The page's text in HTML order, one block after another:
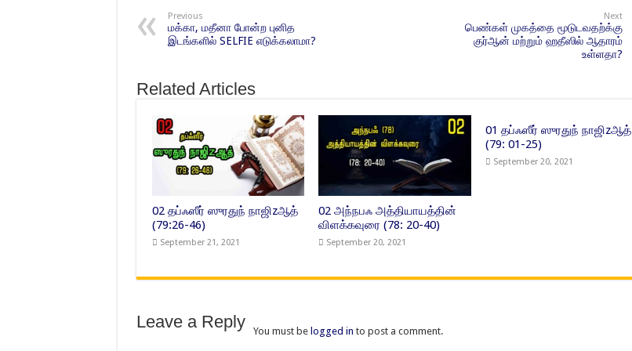
Previous
மக்கா, மதீனா போன்ற புனித
இடங்களில் SELFIE எடுக்கலாமா?
Next
பெண்கள் முகத்தை மூடுடவதற்க்கு
குர்ஆன் மற்றும் ஹதீஸில் ஆதாரம்
உள்ளதா?
Related Articles
02 தப்ஃஸீர் ஸுரதுந் நாஜிzஆத்
(79:26-46)
September 21, 2021
02 அந்நபஃ அத்தியாயத்தின்
விளக்கவுரை (78: 20-40)
September 20, 2021
01 தப்ஃஸீர் ஸுரதுந் நாஜிzஆத்
(79: 01-25)
September 20, 2021
Leave a Reply You must be logged in to post a comment.